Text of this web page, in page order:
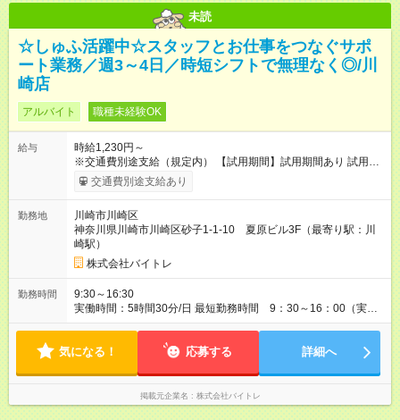
未読
☆しゅふ活躍中☆スタッフとお仕事をつなぐサポ
ート業務／週3～4日／時短シフトで無理なく◎/川
崎店
アルバイト 職種未経験OK
給与
時給1,230円～
※交通費別途支給（規定内） 【試用期間】試用期間あり 試用期
間の長さ：2ヶ月 雇用形態、給与は本採用時と同じです。
交通費別途支給あり
勤務地
川崎市川崎区
神奈川県川崎市川崎区砂子1-1-10 夏原ビル3F（最寄り駅：川
崎駅）
株式会社バイトレ
勤務時間
9:30～16:30
実働時間：5時間30分/日 最短勤務時間 9：30～16：00（実働
5.5時間） 9：30～16：30（実働6時間）、9：30～17：00（実
気になる！ 応募する 詳細へ
掲載元企業名 株式会社バイトレ